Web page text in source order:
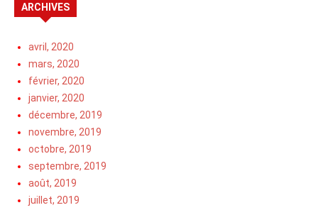
ARCHIVES
avril, 2020
mars, 2020
février, 2020
janvier, 2020
décembre, 2019
novembre, 2019
octobre, 2019
septembre, 2019
août, 2019
juillet, 2019